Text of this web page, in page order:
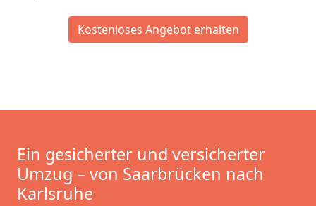
Kostenloses Angebot erhalten
Ein gesicherter und versicherter
Umzug – von Saarbrücken nach
Karlsruhe